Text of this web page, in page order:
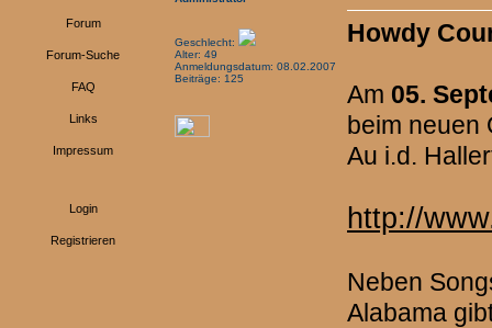
Forum
Forum-Suche
FAQ
Links
Impressum
Login
Registrieren
Geschlecht:
Alter: 49
Anmeldungsdatum: 08.02.2007
Beiträge: 125
Howdy
Am 05.
beim neuen
Au i.d.
http://
Neben
Alabama